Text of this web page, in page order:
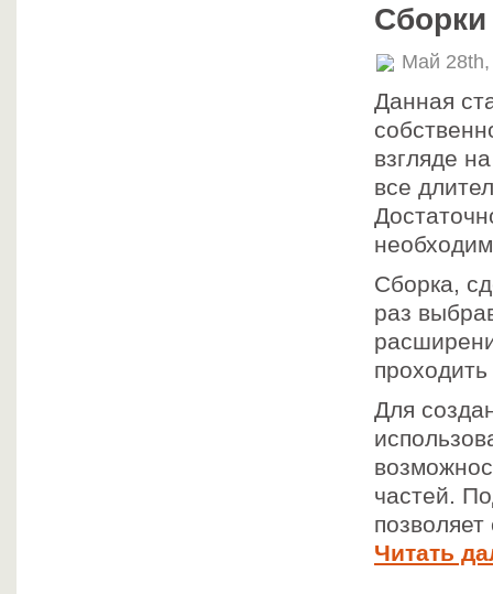
Май
Данная
взгляде
все
Сборка,
раз
Для
частей.
Читать